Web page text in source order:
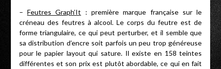
– Feutres Graph’It : première marque française sur le
créneau des feutres à alcool. Le corps du feutre est de
forme triangulaire, ce qui peut perturber, et il semble que
sa distribution d’encre soit parfois un peu trop généreuse
pour le papier layout qui sature. Il existe en 158 teintes
différentes et son prix est plutôt abordable, ce qui en fait